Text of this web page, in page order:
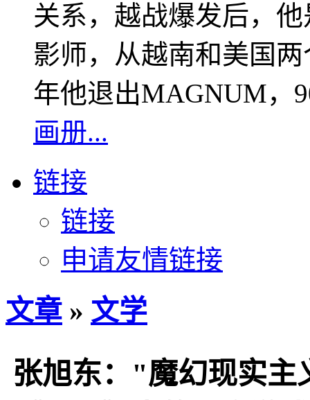
关系，越战爆发后，
影师，从越南和美国
年他退出MAGNUM，
画册...
链接
链接
申请友情链接
文章 » 文学
张旭东："魔幻现实主